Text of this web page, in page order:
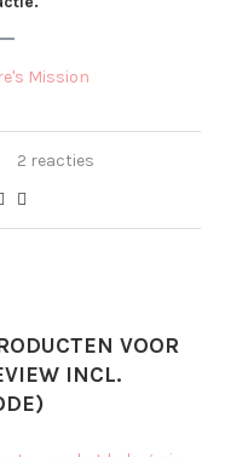
2 reacties
VOOR
INCL.